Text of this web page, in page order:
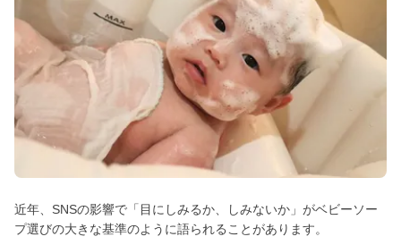
近年、SNSの影響で「目にしみるか、しみないか」がベビーソー
プ選びの大きな基準のように語られることがあります。